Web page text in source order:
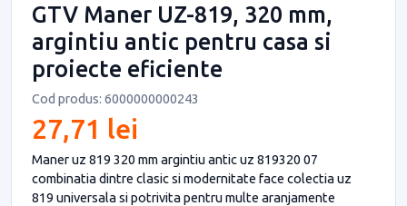
GTV Maner UZ-819, 320 mm,
argintiu antic pentru casa si
proiecte eficiente
Cod produs: 6000000000243
27,71 lei
Maner uz 819 320 mm argintiu antic uz 819320 07
combinatia dintre clasic si modernitate face colectia uz
819 universala si potrivita pentru multe aranjamente